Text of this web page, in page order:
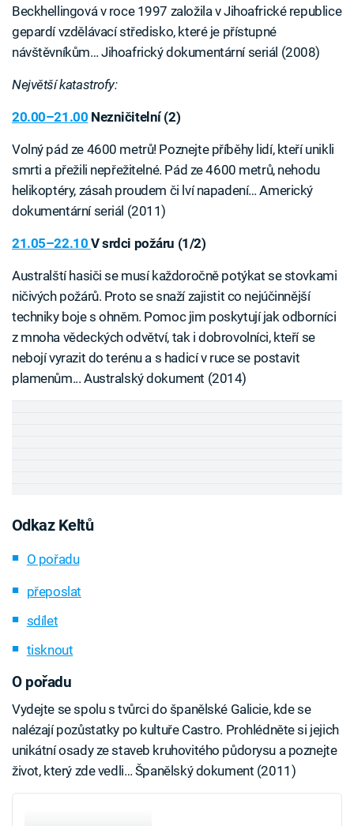
Beckhellingová v roce 1997 založila v Jihoafrické republice
gepardí vzdělávací středisko, které je přístupné
návštěvníkům… Jihoafrický dokumentární seriál (2008)
Největší katastrofy:
20.00–21.00 Nezničitelní (2)
Volný pád ze 4600 metrů! Poznejte příběhy lidí, kteří unikli
smrti a přežili nepřežitelné. Pád ze 4600 metrů, nehodu
helikoptéry, zásah proudem či lví napadení… Americký
dokumentární seriál (2011)
21.05–22.10 V srdci požáru (1/2)
Australští hasiči se musí každoročně potýkat se stovkami
ničivých požárů. Proto se snaží zajistit co nejúčinnější
techniky boje s ohněm. Pomoc jim poskytují jak odborníci
z mnoha vědeckých odvětví, tak i dobrovolníci, kteří se
nebojí vyrazit do terénu a s hadicí v ruce se postavit
plamenům... Australský dokument (2014)
Odkaz Keltů
O pořadu
přeposlat
sdílet
tisknout
O pořadu
Vydejte se spolu s tvůrci do španělské Galicie, kde se
nalézají pozůstatky po kultuře Castro. Prohlédněte si jejich
unikátní osady ze staveb kruhovitého půdorysu a poznejte
život, který zde vedli… Španělský dokument (2011)